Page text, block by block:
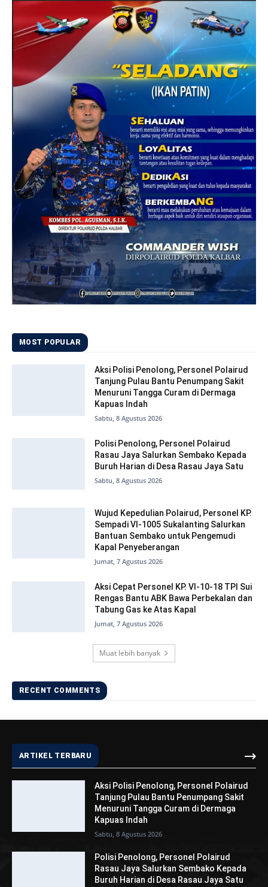
MOST POPULAR
Aksi Polisi Penolong, Personel Polairud
Tanjung Pulau Bantu Penumpang Sakit
Menuruni Tangga Curam di Dermaga
Kapuas Indah
Sabtu, 8 Agustus 2026
Polisi Penolong, Personel Polairud
Rasau Jaya Salurkan Sembako Kepada
Buruh Harian di Desa Rasau Jaya Satu
Sabtu, 8 Agustus 2026
Wujud Kepedulian Polairud, Personel KP.
Sempadi VI-1005 Sukalanting Salurkan
Bantuan Sembako untuk Pengemudi
Kapal Penyeberangan
Jumat, 7 Agustus 2026
Aksi Cepat Personel KP. VI-10-18 TPI Sui
Rengas Bantu ABK Bawa Perbekalan dan
Tabung Gas ke Atas Kapal
Jumat, 7 Agustus 2026
Muat lebih banyak
RECENT COMMENTS
ARTIKEL TERBARU
Aksi Polisi Penolong, Personel Polairud
Tanjung Pulau Bantu Penumpang Sakit
Menuruni Tangga Curam di Dermaga
Kapuas Indah
Sabtu, 8 Agustus 2026
Polisi Penolong, Personel Polairud
Rasau Jaya Salurkan Sembako Kepada
Buruh Harian di Desa Rasau Jaya Satu